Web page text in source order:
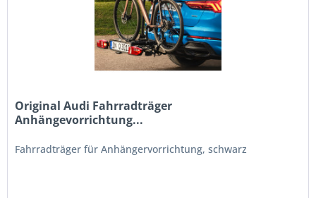
Original Audi Fahrradträger
Anhängevorrichtung...
Fahrradträger für Anhängervorrichtung, schwarz